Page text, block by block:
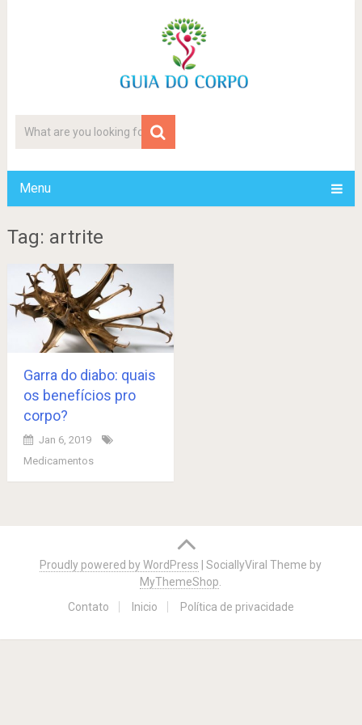
Menu
Tag: artrite
Garra do diabo: quais
os benefícios pro
corpo?
Jan 6, 2019
Medicamentos
navigation
Proudly powered by WordPress |SociallyViral Theme by
MyThemeShop.
Contato
Inicio Política de privacidade